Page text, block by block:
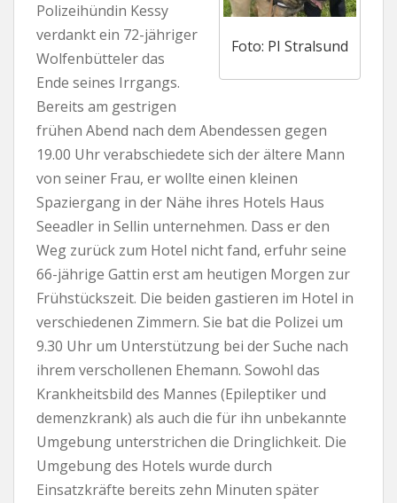
Foto: PI Stralsund
Polizeihündin Kessy
verdankt ein 72-jähriger
Wolfenbütteler das
Ende seines Irrgangs.
Bereits am gestrigen
frühen Abend nach dem Abendessen gegen
19.00 Uhr verabschiedete sich der ältere Mann
von seiner Frau, er wollte einen kleinen
Spaziergang in der Nähe ihres Hotels Haus
Seeadler in Sellin unternehmen. Dass er den
Weg zurück zum Hotel nicht fand, erfuhr seine
66-jährige Gattin erst am heutigen Morgen zur
Frühstückszeit. Die beiden gastieren im Hotel in
verschiedenen Zimmern. Sie bat die Polizei um
9.30 Uhr um Unterstützung bei der Suche nach
ihrem verschollenen Ehemann. Sowohl das
Krankheitsbild des Mannes (Epileptiker und
demenzkrank) als auch die für ihn unbekannte
Umgebung unterstrichen die Dringlichkeit. Die
Umgebung des Hotels wurde durch
Einsatzkräfte bereits zehn Minuten später